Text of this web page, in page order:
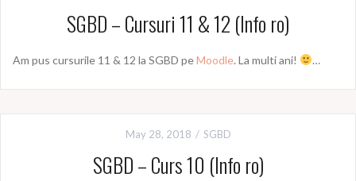
SGBD – Cursuri 11 & 12 (Info ro)
Am pus cursurile 11 & 12 la SGBD peMoodle. La multi ani! …
May 28, 2018 SGBD
SGBD – Curs 10 (Info ro)